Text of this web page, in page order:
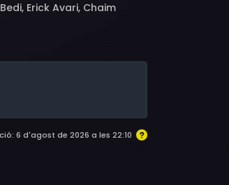
Erick Avari, Chaim
Victor Ken, Avi Keedar,
6 d'agost de 2026 a les 22:10